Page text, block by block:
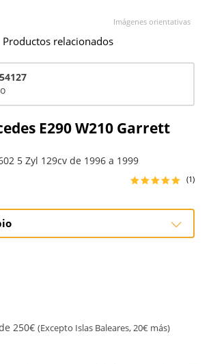
E290 W210 Garrett
5 Zyl 129cv de 1996 a 1999
(1)
250€ (Excepto Islas Baleares, 20€ más)
Imágenes orientativas
Productos relacionados